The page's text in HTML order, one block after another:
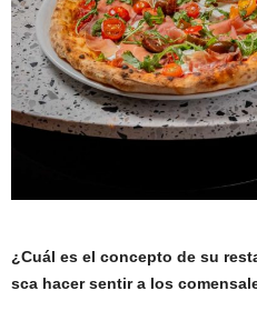
¿Cuál es el concepto de su
sca hacer sentir a los